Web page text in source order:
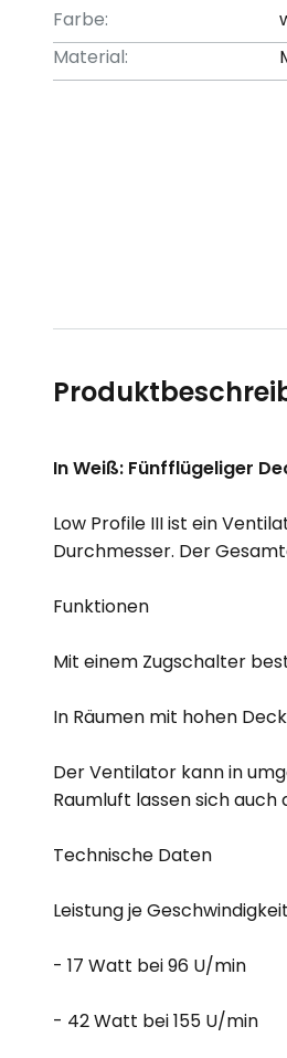
Farbe:
Material:
In Weiß: Fünfflügeliger
Low Profile III ist ein
Durchmesser. Der
Funktionen
Mit einem Zugschalter
In Räumen mit hohen
Der Ventilator kann in
Raumluft lassen sich auch
Technische Daten
Leistung je
- 17 Watt bei 96 U/min
- 42 Watt bei 155 U/min